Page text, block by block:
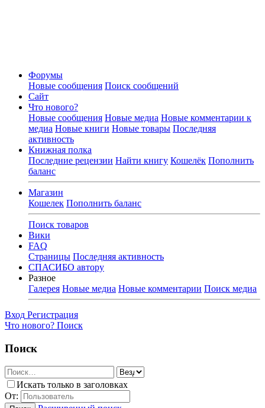
Форумы
Новые сообщения Поиск сообщений
Сайт
Что нового?
Новые сообщения Новые медиа Новые комментарии к
медиа Новые книги Новые товары Последняя
активность
Книжная полка
Последние рецензии Найти книгу Кошелёк Пополнить
баланс
Магазин
Кошелек Пополнить баланс
Поиск товаров
Вики
FAQ
Страницы Последняя активность
СПАСИБО автору
Разное
Галерея Новые медиа Новые комментарии Поиск медиа
Вход Регистрация
Что нового? Поиск
Поиск
Искать только в заголовках
От: